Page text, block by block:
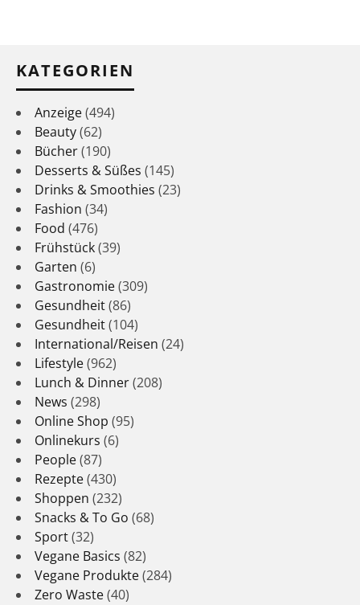
KATEGORIEN
Anzeige(494)
Beauty(62)
Bücher(190)
Desserts & Süßes (145)
Drinks & Smoothies (23)
Fashion (34)
Food (476)
Frühstück(39)
Garten (6)
Gastronomie(309)
Gesundheit(86)
Gesundheit(104)
International/Reisen (24)
Lifestyle(962)
Lunch & Dinner(208)
News (298)
Online Shop (95)
Onlinekurs (6)
People(87)
Rezepte(430)
Shoppen (232)
Snacks & To Go (68)
Sport(32)
Vegane Basics (82)
Vegane Produkte(284)
Zero Waste(40)